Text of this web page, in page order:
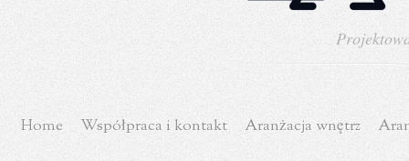
Home Współpraca i kontakt Aranżacja wnętrz